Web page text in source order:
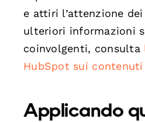
e attiri l’attenzione
ulteriori informazioni
coinvolgenti, consulta
HubSpot sui
Applicando